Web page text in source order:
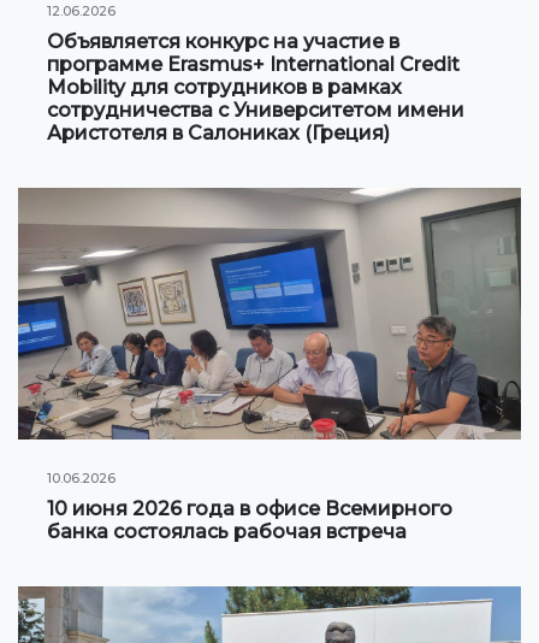
Студенческое правительство
Инициативы
Клуб по интересам
НОВОСТИ
КОНТАКТНАЯ ИНФОРМАЦИЯ
АРХИВ
12.06.2026
Объявляется конкурс на участие в
программе Erasmus+ International Credit
Mobility для сотрудников в рамках
сотрудничества с Университетом имени
Аристотеля в Салониках (Греция)
10.06.2026
10 июня 2026 года в офисе Всемирного
банка состоялась рабочая встреча